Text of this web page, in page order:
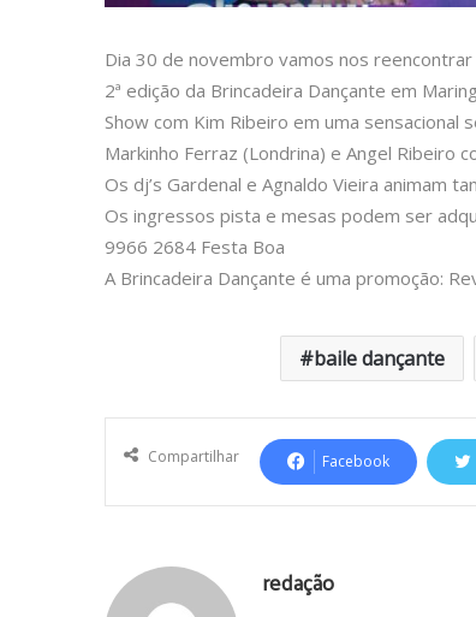
Dia 30 de novembro vamos nos
2ª edição da Brincadeira Dançante em
Show com Kim Ribeiro em uma sensacional
Markinho Ferraz (Londrina) e Angel Ribeiro
Os dj’s Gardenal e Agnaldo Vieira animam
Os ingressos pista e mesas podem ser
9966 2684 Festa Boa
A Brincadeira Dançante é uma promoção:
baile dançante
Compartilhar Facebook
redação